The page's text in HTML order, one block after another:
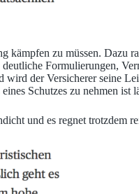
kämpfen zu müssen. Dazu
Formulierungen,
der Versicherer seine
Schutzes zu nehmen ist
und es regnet trotzdem